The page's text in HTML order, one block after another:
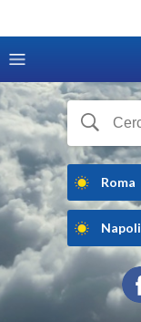
Roma
Napoli